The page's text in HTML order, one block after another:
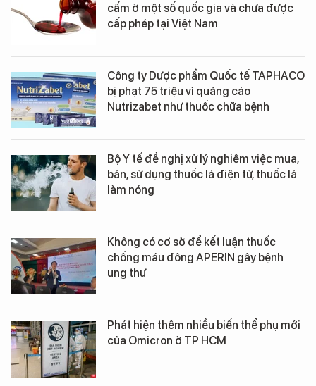
cấm ở một số quốc gia và chưa được
cấp phép tại Việt Nam
Công ty Dược phẩm Quốc tế TAPHACO
bị phạt 75 triệu vì quảng cáo
Nutrizabet như thuốc chữa bệnh
Bộ Y tế đề nghị xử lý nghiêm việc mua,
bán, sử dụng thuốc lá điện tử, thuốc lá
làm nóng
Không có cơ sở để kết luận thuốc
chống máu đông APERIN gây bệnh
ung thư
Phát hiện thêm nhiều biến thể phụ mới
của Omicron ở TP HCM